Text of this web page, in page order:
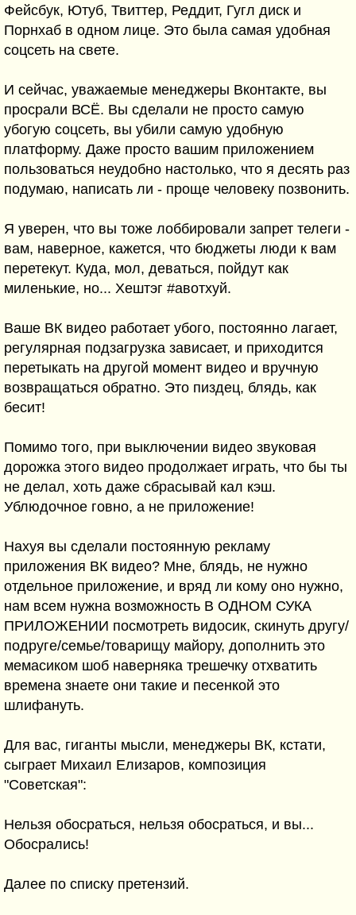
Фейсбук, Ютуб, Твиттер, Реддит, Гугл диск и
Порнхаб в одном лице. Это была самая удобная
соцсеть на свете.
И сейчас, уважаемые менеджеры Вконтакте, вы
просрали ВСЁ. Вы сделали не просто самую
убогую соцсеть, вы убили самую удобную
платформу. Даже просто вашим приложением
пользоваться неудобно настолько, что я десять раз
подумаю, написать ли - проще человеку позвонить.
Я уверен, что вы тоже лоббировали запрет телеги -
вам, наверное, кажется, что бюджеты люди к вам
перетекут. Куда, мол, деваться, пойдут как
миленькие, но... Хештэг #авотхуй.
Ваше ВК видео работает убого, постоянно лагает,
регулярная подзагрузка зависает, и приходится
перетыкать на другой момент видео и вручную
возвращаться обратно. Это пиздец, блядь, как
бесит!
Помимо того, при выключении видео звуковая
дорожка этого видео продолжает играть, что бы ты
не делал, хоть даже сбрасывай кал кэш.
Ублюдочное говно, а не приложение!
Нахуя вы сделали постоянную рекламу
приложения ВК видео? Мне, блядь, не нужно
отдельное приложение, и вряд ли кому оно нужно,
нам всем нужна возможность В ОДНОМ СУКА
ПРИЛОЖЕНИИ посмотреть видосик, скинуть другу/
подруге/семье/товарищу майору, дополнить это
мемасиком шоб наверняка трешечку отхватить
времена знаете они такие и песенкой это
шлифануть.
Для вас, гиганты мысли, менеджеры ВК, кстати,
сыграет Михаил Елизаров, композиция
"Советская":
Нельзя обосраться, нельзя обосраться, и вы...
Обосрались!
Далее по списку претензий.